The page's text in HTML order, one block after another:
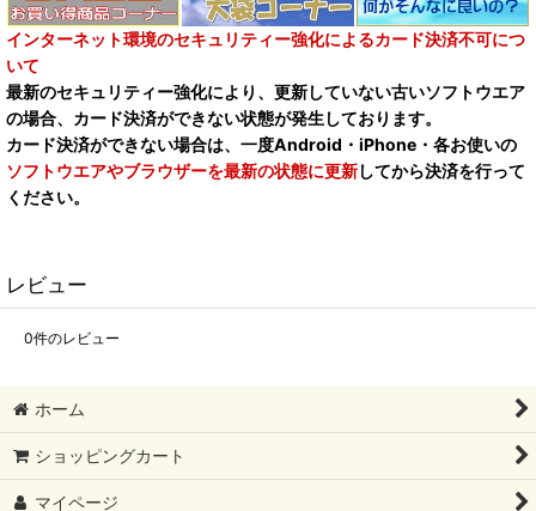
インターネット環境のセキュリティー強化によるカード決済不可につ
いて
最新のセキュリティー強化により、更新していない古いソフトウエア
の場合、カード決済ができない状態が発生しております。
カード決済ができない場合は、一度Android・iPhone・各お使いの
ソフトウエアやブラウザーを最新の状態に更新してから決済を行って
ください。
レビュー
0件のレビュー
ホーム
ショッピングカート
マイページ